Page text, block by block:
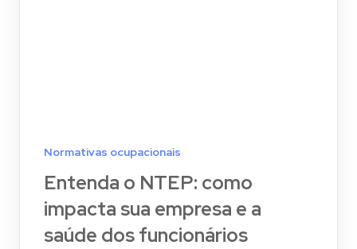
Normativas ocupacionais
Entenda o NTEP: como
impacta sua empresa e a
saúde dos funcionários